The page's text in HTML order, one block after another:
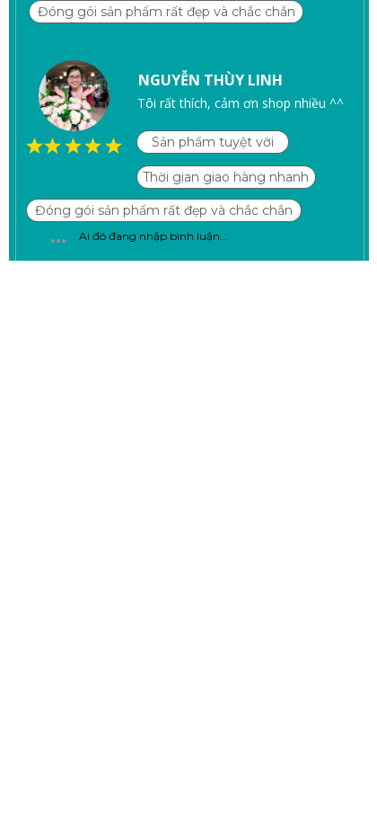
Sản phẩm tuyệt vời
Tôi rất thích, cảm ơn shop nhiều ^^
NGUYỄN THÙY LINH
Thời gian giao hàng nhanh
Đóng gói sản phẩm rất đẹp và chắc chắn
Đóng gói sản phẩm rất đẹp và chắc chắn
Ai đó đang nhập bình luận...